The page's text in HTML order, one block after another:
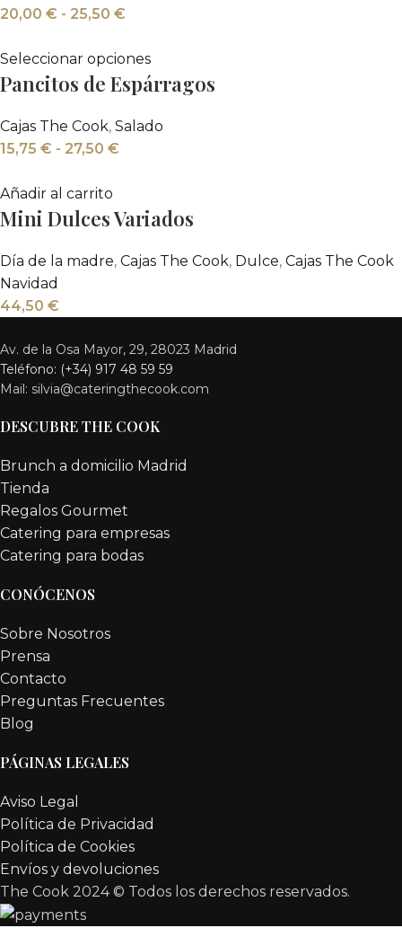
20,00 € - 25,50 €
Seleccionar opciones
Pancitos de Espárragos
Cajas The Cook, Salado
15,75 € - 27,50 €
Añadir al carrito
Mini Dulces Variados
Día de la madre, Cajas The Cook, Dulce, Cajas The Cook
Navidad
44,50 €
Av. de la Osa Mayor, 29, 28023 Madrid
Teléfono: (+34) 917 48 59 59
Mail: silvia@cateringthecook.com
DESCUBRE THE COOK
Brunch a domicilio Madrid
Tienda
Regalos Gourmet
Catering para empresas
Catering para bodas
CONÓCENOS
Sobre Nosotros
Prensa
Contacto
Preguntas Frecuentes
Blog
PÁGINAS LEGALES
Aviso Legal
Política de Privacidad
Política de Cookies
Envíos y devoluciones
The Cook 2024 © Todos los derechos reservados.